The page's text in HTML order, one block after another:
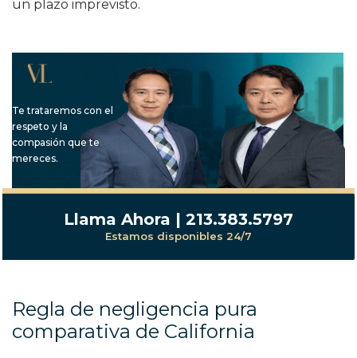
un plazo imprevisto.
Te trataremos con el
respeto y la
compasión que te
mereces.
Llama Ahora | 213.383.5797
Estamos disponibles 24/7
Regla de negligencia pura
comparativa de California